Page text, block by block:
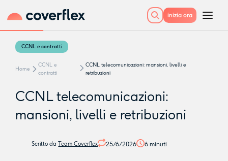
inizia ora
CCNL e contratti
Home
CCNL e
contratti
CCNL telecomunicazioni: mansioni, livelli e
retribuzioni
CCNL telecomunicazioni:
mansioni, livelli e retribuzioni
Scritto daTeam Coverflex 25/6/2026 6 minuti